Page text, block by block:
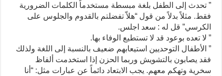
” تحدث إلى الطفل بلغة مبسطة مستخدماً الكلمات الضرورية
فقط. مثلاً بدلاً من قول “هلاّ تفضلتم بالقدوم والجلوس على
الكرسي” قل له : سعد اجلس.
” لا تعده بوعود قد لا تستطيع الوفاء بها.
” الأطفال التوحديين استيعابهم ضعيف بالنسبة إلى اللغة ولذلك
فقد يصابون بالتشويش وربما الحزن إذا استخدمت ألفاظ
سخرية وتهكم معهم. يجب الابتعاد دائماً عن عبارات مثل: “أنا